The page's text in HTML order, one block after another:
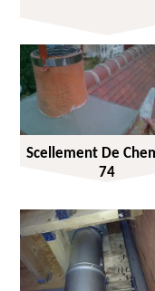
Scellement De
74